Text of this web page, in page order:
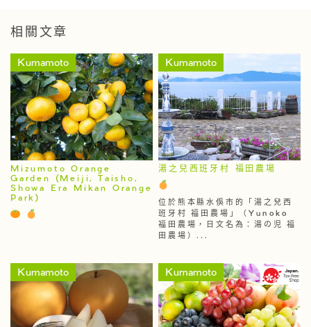
相關文章
Kumamoto
Mizumoto Orange
Garden (Meiji, Taisho,
Showa Era Mikan Orange
Park)
Kumamoto
湯之兒西班牙村 福田農場
位於熊本縣水俁市的「湯之兒西
班牙村 福田農場」（Yunoko
福田農場，日文名為：湯の児 福
田農場）...
Kumamoto Kumamoto